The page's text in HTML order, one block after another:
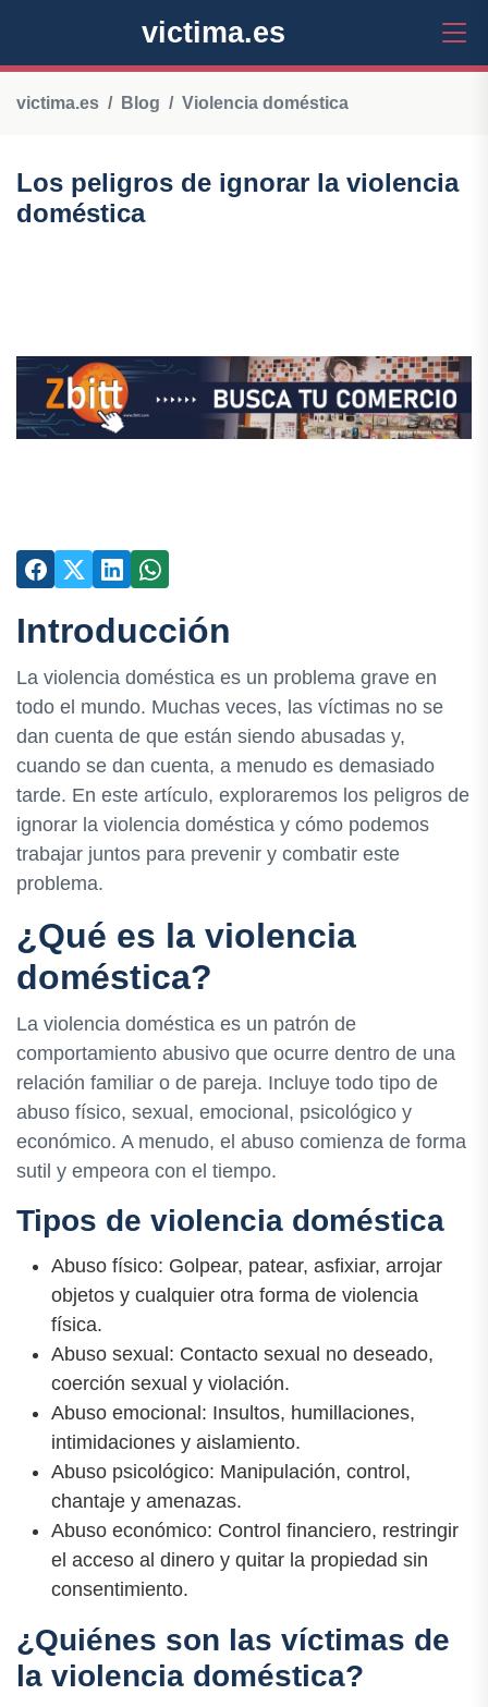
victima.es
victima.es Blog Violencia doméstica
Los peligros de ignorar la violencia
doméstica
Introducción
La violencia doméstica es un problema grave en
todo el mundo. Muchas veces, las víctimas no se
dan cuenta de que están siendo abusadas y,
cuando se dan cuenta, a menudo es demasiado
tarde. En este artículo, exploraremos los peligros de
ignorar la violencia doméstica y cómo podemos
trabajar juntos para prevenir y combatir este
problema.
¿Qué es la violencia
doméstica?
La violencia doméstica es un patrón de
comportamiento abusivo que ocurre dentro de una
relación familiar o de pareja. Incluye todo tipo de
abuso físico, sexual, emocional, psicológico y
económico. A menudo, el abuso comienza de forma
sutil y empeora con el tiempo.
Tipos de violencia doméstica
Abuso físico: Golpear, patear, asfixiar, arrojar
objetos y cualquier otra forma de violencia
física.
Abuso sexual: Contacto sexual no deseado,
coerción sexual y violación.
Abuso emocional: Insultos, humillaciones,
intimidaciones y aislamiento.
Abuso psicológico: Manipulación, control,
chantaje y amenazas.
Abuso económico: Control financiero, restringir
el acceso al dinero y quitar la propiedad sin
consentimiento.
¿Quiénes son las víctimas de
la violencia doméstica?